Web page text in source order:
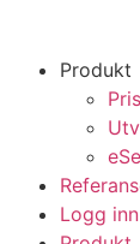
Produkt
Logg inn